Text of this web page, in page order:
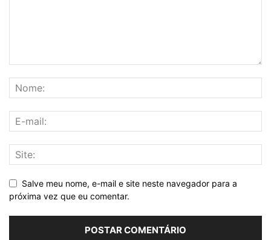
Salve meu nome, e-mail e site neste navegador para a
próxima vez que eu comentar.